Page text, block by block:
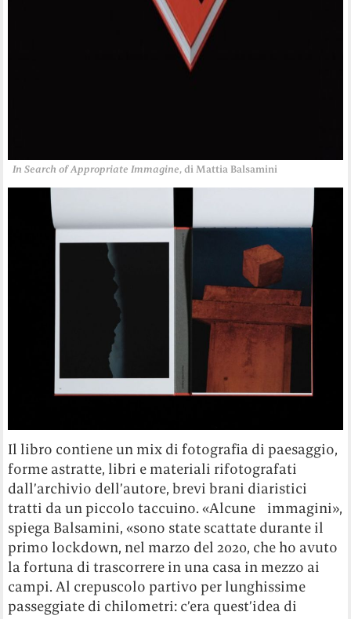
In Search of Appropriate Immagine, di Mattia Balsamini
Il libro contiene un mix di fotografia di paesaggio,
forme astratte, libri e materiali rifotografati
dall’archivio dell’autore, brevi brani diaristici
tratti da un piccolo taccuino. «Alcune immagini»,
spiega Balsamini, «sono state scattate durante il
primo lockdown, nel marzo del 2020, che ho avuto
la fortuna di trascorrere in una casa in mezzo ai
campi. Al crepuscolo partivo per lunghissime
passeggiate di chilometri: c’era quest’idea di